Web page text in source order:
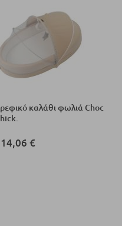
καλάθι φωλιά Choc
€